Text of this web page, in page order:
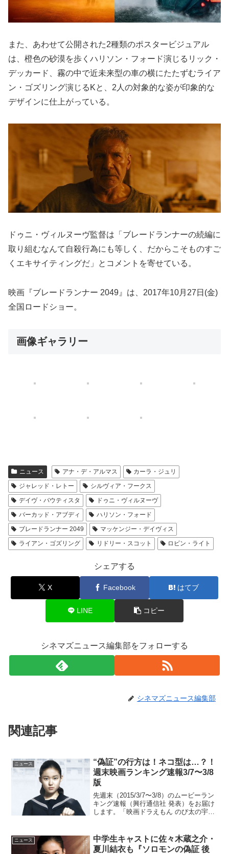
また、あわせて公開された2種類のポスタービジュアル
は、橙色の砂漠を歩くハリソン・フォード演じるリック・
デッカード、霧の中で近未来型の車の横にたたずむライア
ン・ゴズリング演じるKと、2人の対象的な姿が印象的な
デザインに仕上がっている。
ドゥニ・ヴィルヌーヴ監督は「ブレードランナーの続編に
取り組むなんて自殺行為にも等しく、だからこそものすご
くエキサイティングだ」とコメントを寄せている。
映画『ブレードランナー 2049』は、2017年10月27日(金)
全国ロードショー。
画像ギャラリー
ニュース アナ・デ・アルマス
カーラ・ジュリ
ジャレッド・レトー
シルヴィア・フークス
デイヴ・バウティスタ
ドゥニ・ヴィルヌーヴ
バーカッド・アブディ
ハリソン・フォード
ブレードランナー 2049
マッケンジー・デイヴィス
ライアン・ゴズリング
リドリー・スコット ロビン・ライト
シェアする
X Facebook はてブ
LINE コピー
シネマズニュース編集部をフォローする
シネマズニュース編集部
関連記事
ニュース
“偽証”の行方は！ネコ型は…？！
週末映画ランキング速報3/7〜3/8
版
先週末（2015/3/7〜3/8）のムービーラン
キング速報（興行通信社 発表）をお届け
します。「映画ドラえもん のび太の宇宙
NEW!「ベイマックス」「テラスハウス
クロ...
ニュース
中学生キャストに佐々木蔵之介・
夏川結衣も『ソロモンの偽証 後